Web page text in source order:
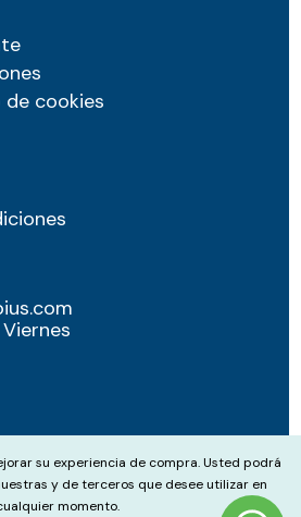
de cookies
su experiencia de compra. Usted podrá
y de terceros que desee utilizar en
momento.